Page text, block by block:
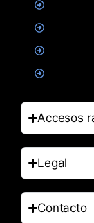
Accesos
Legal
Contacto